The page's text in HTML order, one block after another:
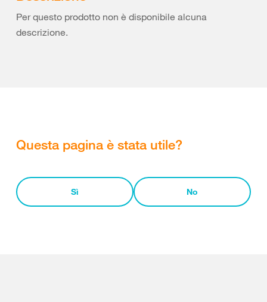
Per questo prodotto non è disponibile alcuna
descrizione.
Questa pagina è stata utile?
Sì No